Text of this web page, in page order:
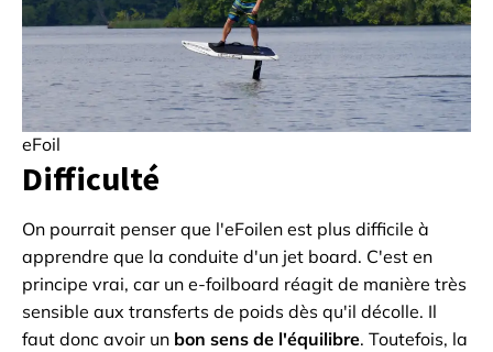
eFoil
Difficulté
On pourrait penser que l'eFoilen est plus difficile à
apprendre que la conduite d'un jet board. C'est en
principe vrai, car un e-foilboard réagit de manière très
sensible aux transferts de poids dès qu'il décolle. Il
faut donc avoir un bon sens de l'équilibre. Toutefois, la